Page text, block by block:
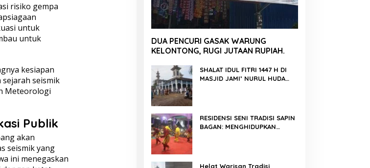
risiko gempa
untuk
untuk
kesiapan
seismik
Meteorologi
Publik
akan
seismik yang
ini menegaskan
DUA PENCURI GASAK WARUNG
KELONTONG, RUGI JUTAAN RUPIAH.
SHALAT IDUL FITRI 1447 H DI
MASJID JAMI’ NURUL HUDA
RESIDENSI SENI TRADISI SAPIN
BAGAN: MENGHIDUPKAN
Helat Warisan Tradisi